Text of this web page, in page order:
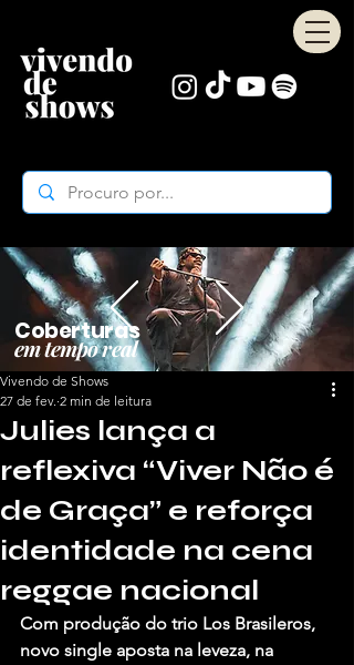
Coberturas
em tempo real
Julies lança a
reflexiva “Viver Não é
de Graça” e reforça
identidade na cena
reggae nacional
Vivendo de Shows
27 de fev. 2 min de leitura
Com produção do trio Los Brasileros,
novo single aposta na leveza, na